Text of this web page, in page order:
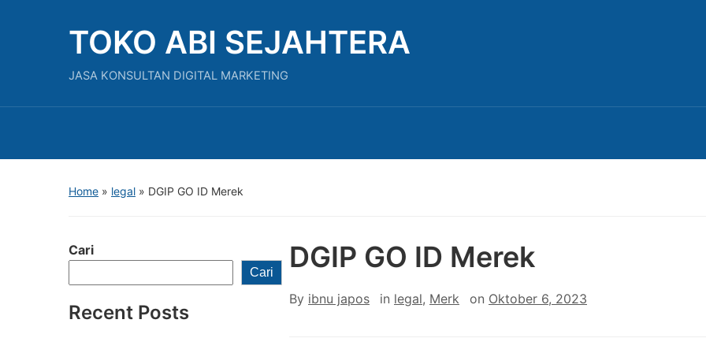
TOKO ABI SEJAHTERA
JASA KONSULTAN DIGITAL MARKETING
Home » legal » DGIP GO ID Merek
Cari
Cari
Recent Posts
DGIP GO ID Merek
By ibnu japos in legal, Merk on Oktober 6, 2023